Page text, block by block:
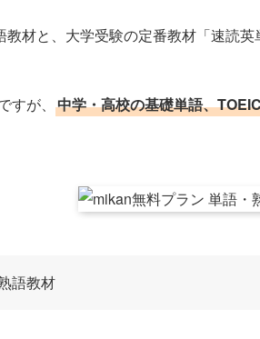
材と、大学受験の定番教材「速読英
が、 中学・高校の基礎単語、
語教材